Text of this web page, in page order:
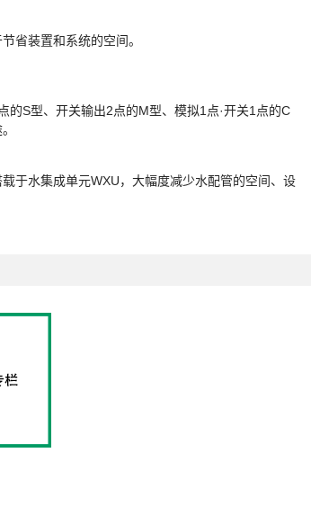
省装置和系统的空间。
的S型、开关输出2点的M型、模拟1点·开关1点的C
载于水集成单元WXU，大幅度减少水配管的空间、设